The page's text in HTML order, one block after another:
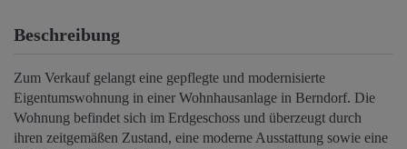
Beschreibung
Zum Verkauf gelangt eine gepflegte und modernisierte
Eigentumswohnung in einer Wohnhausanlage in Berndorf. Die
Wohnung befindet sich im Erdgeschoss und überzeugt durch
ihren zeitgemäßen Zustand, eine moderne Ausstattung sowie eine